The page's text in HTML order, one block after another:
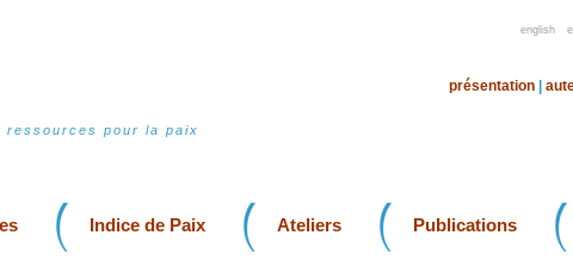
english
ressources pour la paix
présentation
Indice de Paix Ateliers Publications